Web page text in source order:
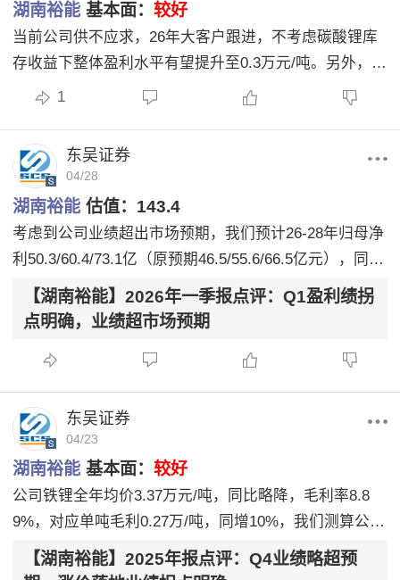
湖南裕能 基本面：较好
当前公司供不应求，26年大客户跟进，不考虑碳酸锂库
存收益下整体盈利水平有望提升至0.3万元/吨。另外，公
司120万吨磷矿产能年底投产，26年有望增厚铁锂利润
1
东吴证券
04/28
湖南裕能 估值： 143.4
考虑到公司业绩超出市场预期，我们预计26-28年归母净
利50.3/60.4/73.1亿（原预期46.5/55.6/66.5亿元），同增
294%/20%/21%，对应PE15/13/10X，给予27年20XP
E，目标价143.4元，维持“买入”评级。
【湖南裕能】2026年一季报点评：Q1盈利绩拐
点明确，业绩超市场预期
东吴证券
04/23
湖南裕能 基本面：较好
公司铁锂全年均价3.37万元/吨，同比略降，毛利率8.8
9%，对应单吨毛利0.27万/吨，同增10%，我们测算公司
Q4单吨毛利预计0.38万元/吨，环增近50%，单吨净利0.
17万元/吨，环比大幅提升，主要系Q4部分客户涨价落
【湖南裕能】2025年报点评：Q4业绩略超预